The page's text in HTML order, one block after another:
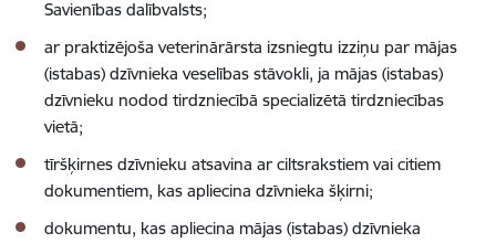
Savienības dalībvalsts;
ar praktizējoša veterinārārsta izsniegtu izziņu par mājas
(istabas) dzīvnieka veselības stāvokli, ja mājas (istabas)
dzīvnieku nodod tirdzniecībā specializētā tirdzniecības
vietā;
tīršķirnes dzīvnieku atsavina ar ciltsrakstiem vai citiem
dokumentiem, kas apliecina dzīvnieka šķirni;
dokumentu, kas apliecina mājas (istabas) dzīvnieka